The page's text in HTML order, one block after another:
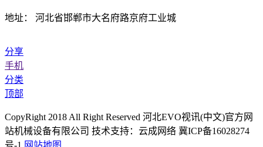
地址： 河北省邯郸市大名府路京府工业城
分享
手机
分类
顶部
CopyRight 2018 All Right Reserved 河北EVO视讯(中文)官方网
站机械设备有限公司 技术支持：云成网络 冀ICP备16028274
号-1 网站地图